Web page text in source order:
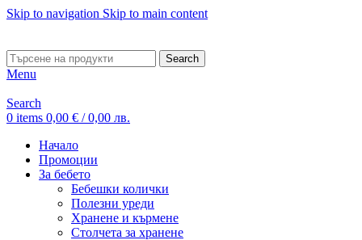
Skip to navigation Skip to main content
Search
Menu
Search
0 items 0,00 € / 0,00 лв.
Начало
Промоции
За бебето
Бебешки колички
Полезни уреди
Хранене и кърмене
Столчета за хранене